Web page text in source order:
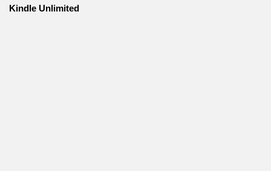
Kindle Unlimited